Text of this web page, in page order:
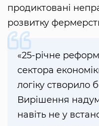
продиктовані
розвитку
«25-річне
сектора
логіку створило
Вирішення
навіть не у